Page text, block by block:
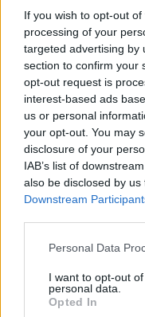
If you wish to opt-out
processing of your
targeted advertising by
section to confirm your
opt-out request is
interest-based ads
us or personal
your opt-out. You may
disclosure of your
IAB’s list of
also be disclosed by
Downstream
Personal Data
I want to opt-out
personal data.
Opted In
ΕΛΣΤΑΤ: Στο 3,4%
Χρηματοδότηση 8 εκατ.
σε 843 μέσα ενημέρωσης-
Ξεκίνησε το πενταετές
πρόγραμμα ενίσχυσης του
Τύπου
Η Chery επενδύει 75 εκατ.